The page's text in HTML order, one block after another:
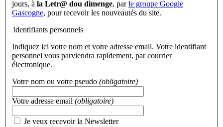
jours, à la Letr@ dou dimenge, parle groupe Google
Gascogne, pour recevoir les nouveautés du site.
Identifiants personnels
Indiquez ici votre nom et votre adresse email. Votre identifiant
personnel vous parviendra rapidement, par courrier
électronique.
Votre nom ou votre pseudo (obligatoire)
Votre adresse email (obligatoire)
Je veux recevoir la Newsletter